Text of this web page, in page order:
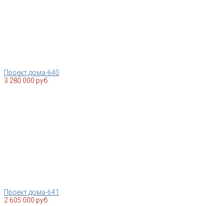
Проект дома-640
3 280 000 руб.
Проект дома-641
2 605 000 руб.